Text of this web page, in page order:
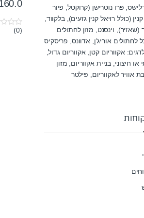
0(0)
פרו נוטרישן (קרוקטל, פיור
(כולל רויאל קנין גזעים), בלקווד,
(שאזיר), וינסנט, מזון לחתולים
לחתולים אוריג’ן, אדוונס, פריסקיס
אקווריום קטן, אקווריום גדול,
או חיצוני, בניית אקווריום, מזון
אוויר לאקווריום, פילטר